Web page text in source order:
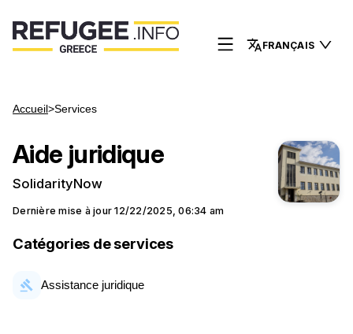
FRANÇAIS
Accueil>Services
Aide juridique
SolidarityNow
Dernière mise à jour 12/22/2025, 06:34 am
Catégories de services
Assistance juridique